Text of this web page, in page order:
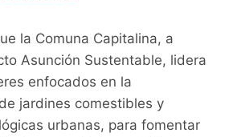
la Comuna Capitalina, a
Asunción Sustentable, lidera
enfocados en la
jardines comestibles y
urbanas, para fomentar